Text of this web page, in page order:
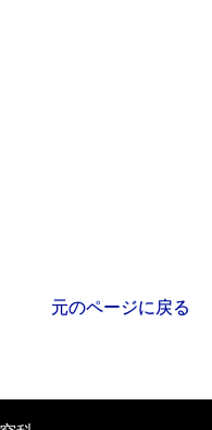
元のページに戻る